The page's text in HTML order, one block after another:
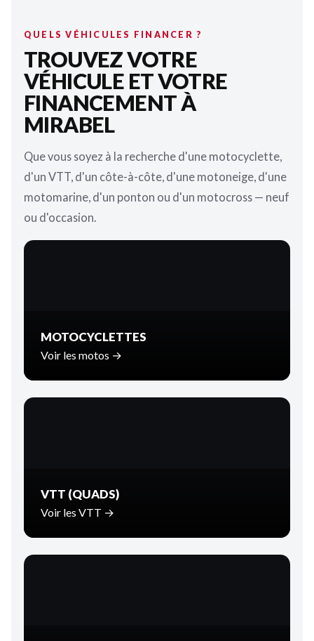
QUELS VÉHICULES FINANCER ?
TROUVEZ VOTRE
VÉHICULE ET VOTRE
FINANCEMENT À
MIRABEL
Que vous soyez à la recherche d'une motocyclette,
d'un VTT, d'un côte-à-côte, d'une motoneige, d'une
motomarine, d'un ponton ou d'un motocross — neuf
ou d'occasion.
MOTOCYCLETTES
Voir les motos →
VTT (QUADS)
Voir les VTT →